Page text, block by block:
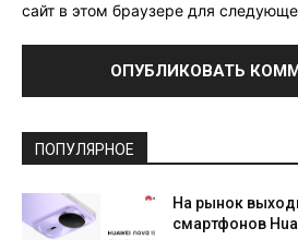
сайт в этом браузере для
ПОПУЛЯРНОЕ
На рынок
смартфонов